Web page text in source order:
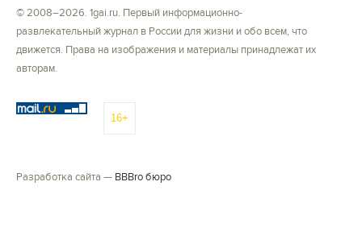
© 2008–2026. 1gai.ru. Первый информационно-
развлекательный журнал в России для жизни и обо всем, что
движется. Права на изображения и материалы принадлежат их
авторам.
16+
Разработка сайта — BBBro бюро